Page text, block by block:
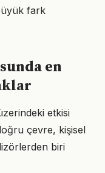
fark
en
etkisi
çevre, kişisel
biri